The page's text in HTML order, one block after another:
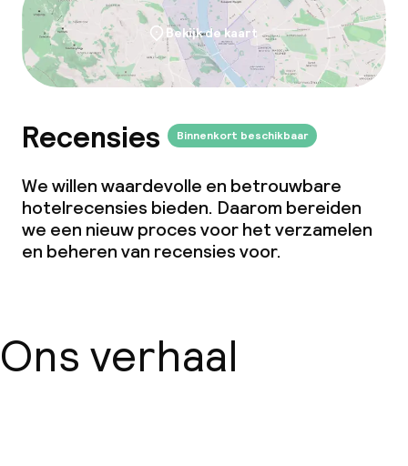
Dieetopties
Speciale dieetopties
Glutenvrije opties
Faciliteiten en diensten voor kinderen
Schoonmaakvoorzieningen
Wasfaciliteiten (wasmachine)
Bekijk de kaart
Recensies Binnenkort beschikbaar
We willen waardevolle en betrouwbare
hotelrecensies bieden. Daarom bereiden
we een nieuw proces voor het verzamelen
en beheren van recensies voor.
Ons verhaal